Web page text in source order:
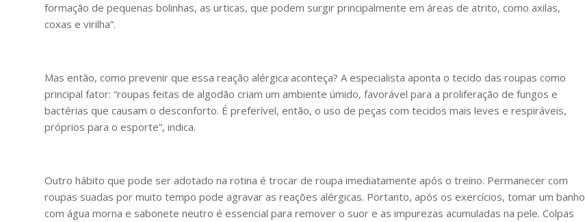
formação de pequenas bolinhas, as urticas, que podem surgir principalmente em áreas de atrito, como axilas,
coxas e virilha”.
Mas então, como prevenir que essa reação alérgica aconteça? A especialista aponta o tecido das roupas como
principal fator: “roupas feitas de algodão criam um ambiente úmido, favorável para a proliferação de fungos e
bactérias que causam o desconforto. É preferível, então, o uso de peças com tecidos mais leves e respiráveis,
próprios para o esporte”, indica.
Outro hábito que pode ser adotado na rotina é trocar de roupa imediatamente após o treino. Permanecer com
roupas suadas por muito tempo pode agravar as reações alérgicas. Portanto, após os exercícios, tomar um banho
com água morna e sabonete neutro é essencial para remover o suor e as impurezas acumuladas na pele. Colpas